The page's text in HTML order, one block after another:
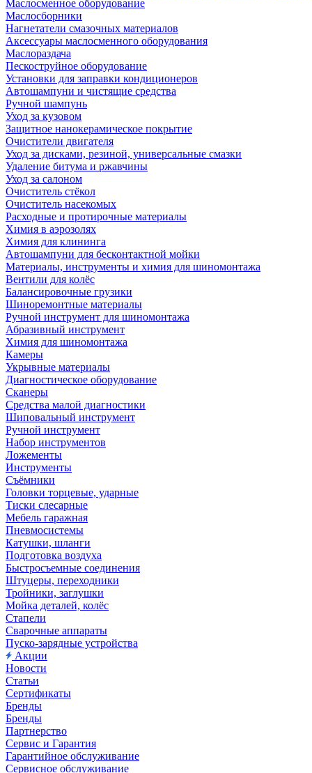
Маслосменное оборудование
Маслосборники
Нагнетатели смазочных материалов
Аксессуары маслосменного оборудования
Маслораздача
Пескоструйное оборудование
Установки для заправки кондиционеров
Автошампуни и чистящие средства
Ручной шампунь
Уход за кузовом
Защитное нанокерамическое покрытие
Очистители двигателя
Уход за дисками, резиной, универсальные смазки
Удаление битума и ржавчины
Уход за салоном
Очиститель стёкол
Очиститель насекомых
Расходные и протирочные материалы
Химия в аэрозолях
Химия для клининга
Автошампуни для бесконтактной мойки
Материалы, инструменты и химия для шиномонтажа
Вентили для колёс
Балансировочные грузики
Шиноремонтные материалы
Ручной инструмент для шиномонтажа
Абразивный инструмент
Химия для шиномонтажа
Камеры
Укрывные материалы
Диагностическое оборудование
Сканеры
Средства малой диагностики
Шиповальный инструмент
Ручной инструмент
Набор инструментов
Ложементы
Инструменты
Съёмники
Головки торцевые, ударные
Тиски слесарные
Мебель гаражная
Пневмосистемы
Катушки, шланги
Подготовка воздуха
Быстросъемные соединения
Штуцеры, переходники
Тройники, заглушки
Мойка деталей, колёс
Стапели
Сварочные аппараты
Пуско-зарядные устройства
Акции
Новости
Статьи
Сертификаты
Бренды
Бренды
Партнерство
Сервис и Гарантия
Гарантийное обслуживание
Сервисное обслуживание